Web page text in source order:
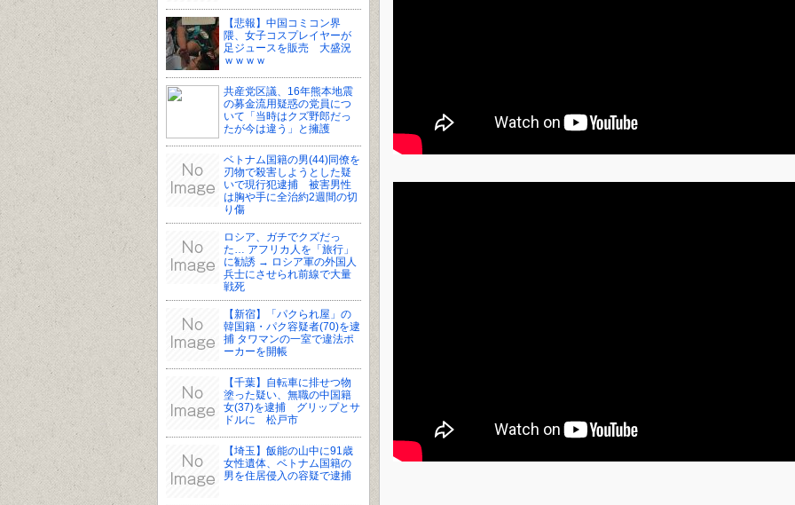
【悲報】中国コミコン界
隈、女子コスプレイヤーが
足ジュースを販売 大盛況
ｗｗｗｗ
共産党区議、16年熊本地震
の募金流用疑惑の党員につ
いて「当時はクズ野郎だっ
たが今は違う」と擁護
ベトナム国籍の男(44)同僚を
刃物で殺害しようとした疑
いで現行犯逮捕 被害男性
は胸や手に全治約2週間の切
り傷
ロシア、ガチでクズだっ
た… アフリカ人を「旅行」
に勧誘 → ロシア軍の外国人
兵士にさせられ前線で大量
戦死
【新宿】「パクられ屋」の
韓国籍・パク容疑者(70)を逮
捕 タワマンの一室で違法ポ
ーカーを開帳
【千葉】自転車に排せつ物
塗った疑い、無職の中国籍
女(37)を逮捕 グリップとサ
ドルに 松戸市
【埼玉】飯能の山中に91歳
女性遺体、ベトナム国籍の
男を住居侵入の容疑で逮捕